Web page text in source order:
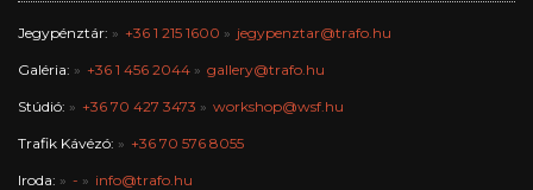
Jegypénztár: +36 1 215 1600 jegypenztar@trafo.hu
Galéria: +36 1 456 2044 gallery@trafo.hu
Stúdió: +36 70 427 3473 workshop@wsf.hu
Trafik Kávézó: +36 70 576 8055
Iroda: - info@trafo.hu